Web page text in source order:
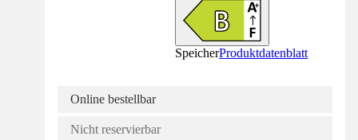
SpeicherProduktdatenblatt
Online bestellbar
Nicht reservierbar